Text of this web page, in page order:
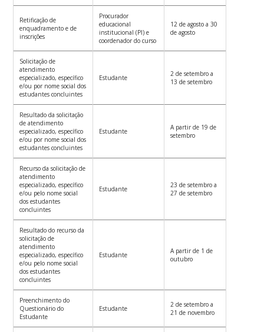
Retificação de
enquadramento e de
inscrições
Procurador
educacional
institucional (PI) e
coordenador do curso
12 de agosto a 30
de agosto
Solicitação de
atendimento
especializado, específico
e/ou por nome social dos
estudantes concluintes
Estudante
2 de setembro a
13 de setembro
Resultado da solicitação
de atendimento
especializado, específico
e/ou por nome social dos
estudantes concluintes
Estudante
A partir de 19 de
setembro
Recurso da solicitação de
atendimento
especializado, específico
e/ou pelo nome social
dos estudantes
concluintes
Estudante
23 de setembro a
27 de setembro
Resultado do recurso da
solicitação de
atendimento
especializado, específico
e/ou pelo nome social
dos estudantes
concluintes
Estudante
A partir de 1 de
outubro
Preenchimento do
Questionário do
Estudante
Estudante
2 de setembro a
21 de novembro